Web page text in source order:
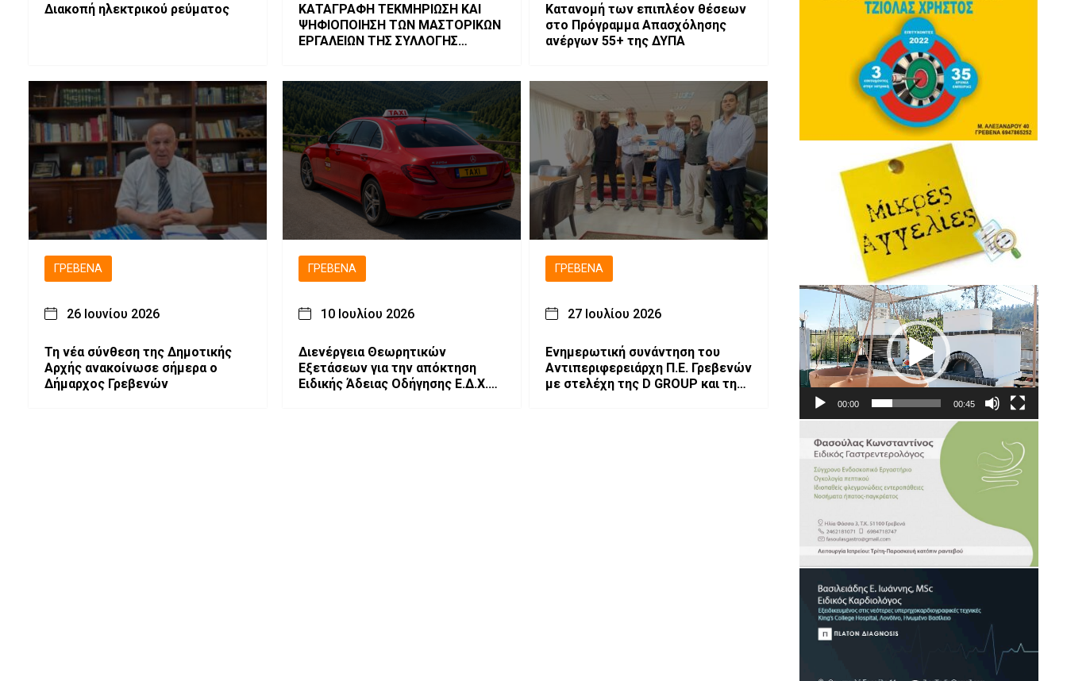
Διακοπή ηλεκτρικού ρεύματος
ΚΑΤΑΓΡΑΦΗ ΤΕΚΜΗΡΙΩΣΗ ΚΑΙ
ΨΗΦΙΟΠΟΙΗΣΗ ΤΩΝ ΜΑΣΤΟΡΙΚΩΝ
ΕΡΓΑΛΕΙΩΝ ΤΗΣ ΣΥΛΛΟΓΗΣ
Κατανομή των επιπλέον θέσεων
στο Πρόγραμμα Απασχόλησης
ανέργων 55+ της ΔΥΠΑ
ΓΡΕΒΕΝΆ
26 Ιουνίου 2026
Τη νέα σύνθεση της Δημοτικής
Αρχής ανακοίνωσε σήμερα ο
Δήμαρχος Γρεβενών
ΓΡΕΒΕΝΆ
10 Ιουλίου 2026
Διενέργεια Θεωρητικών
Εξετάσεων για την απόκτηση
Ειδικής Άδειας Οδήγησης Ε.Δ.Χ.
ΓΡΕΒΕΝΆ
27 Ιουλίου 2026
Ενημερωτική συνάντηση του
Αντιπεριφερειάρχη Π.Ε. Γρεβενών
με στελέχη της D GROUP και της
Πρόγραμμα
Αναπαραγωγής
Βίντεο
00:00 00:45